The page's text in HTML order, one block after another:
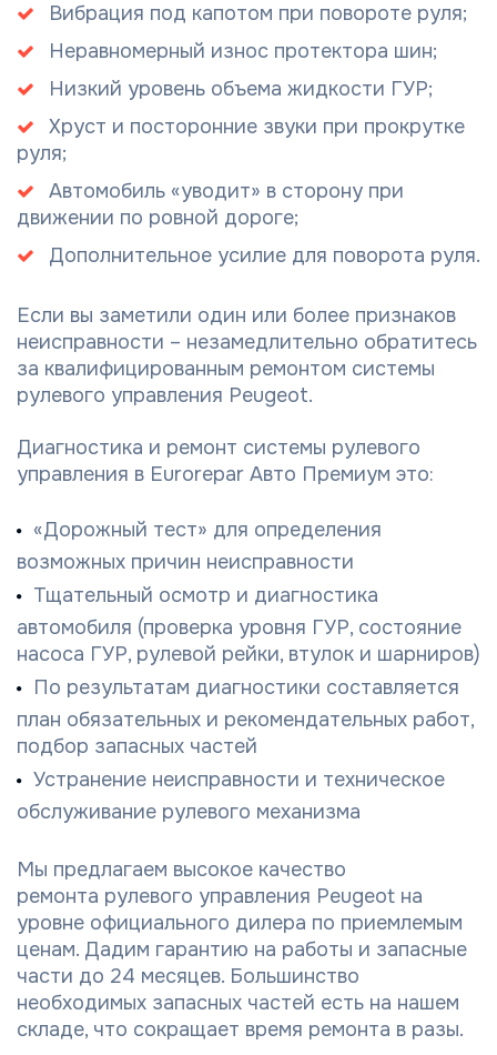
Вибрация под капотом при повороте руля;
Неравномерный износ протектора шин;
Низкий уровень объема жидкости ГУР;
Хруст и посторонние звуки при прокрутке
руля;
Автомобиль «уводит» в сторону при
движении по ровной дороге;
Дополнительное усилие для поворота руля.
Если вы заметили один или более признаков
неисправности – незамедлительно обратитесь
за квалифицированным ремонтом системы
рулевого управления Peugeot.
Диагностика и ремонт системы рулевого
управления в Eurorepar Авто Премиум это:
«Дорожный тест» для определения
возможных причин неисправности
Тщательный осмотр и диагностика
автомобиля (проверка уровня ГУР, состояние
насоса ГУР, рулевой рейки, втулок и шарниров)
По результатам диагностики составляется
план обязательных и рекомендательных работ,
подбор запасных частей
Устранение неисправности и техническое
обслуживание рулевого механизма
Мы предлагаем высокое качество
ремонта рулевого управления Peugeot на
уровне официального дилера по приемлемым
ценам. Дадим гарантию на работы и запасные
части до 24 месяцев. Большинство
необходимых запасных частей есть на нашем
складе, что сокращает время ремонта в разы.